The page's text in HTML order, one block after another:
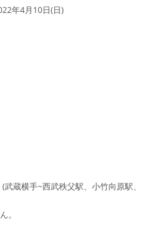
年4月10日(日)
蔵横手~西武秩父駅、小竹向原駅、
。